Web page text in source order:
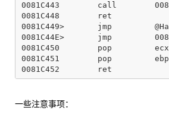
0081C443        call
0081C448        ret
0081C449>       jmp
0081C44E>       jmp
0081C450        pop         ecx
0081C451        pop         ebp
一些注意事项：